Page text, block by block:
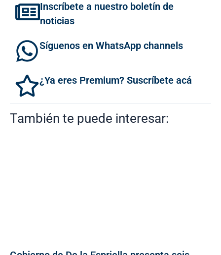
Inscríbete a nuestro boletín de
noticias
Síguenos en WhatsApp channels
¿Ya eres Premium? Suscríbete acá
También te puede interesar: